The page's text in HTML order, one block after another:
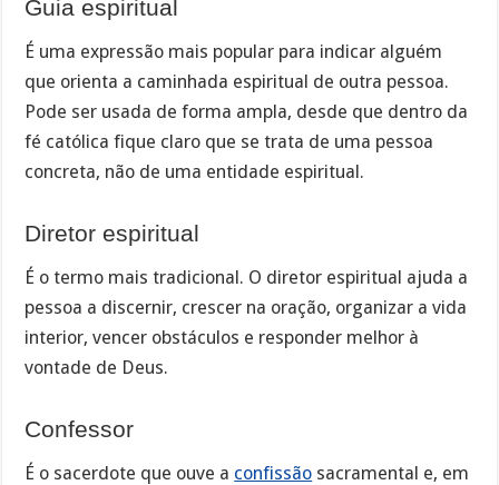
Guia espiritual
É uma expressão mais popular para indicar alguém
que orienta a caminhada espiritual de outra pessoa.
Pode ser usada de forma ampla, desde que dentro da
fé católica fique claro que se trata de uma pessoa
concreta, não de uma entidade espiritual.
Diretor espiritual
É o termo mais tradicional. O diretor espiritual ajuda a
pessoa a discernir, crescer na oração, organizar a vida
interior, vencer obstáculos e responder melhor à
vontade de Deus.
Confessor
É o sacerdote que ouve a confissão sacramental e, em